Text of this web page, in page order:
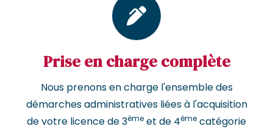
Prise en charge complète
Nous prenons en charge l'ensemble des
démarches administratives liées à l'acquisition
de votre licence de 3ème et de 4ème catégorie